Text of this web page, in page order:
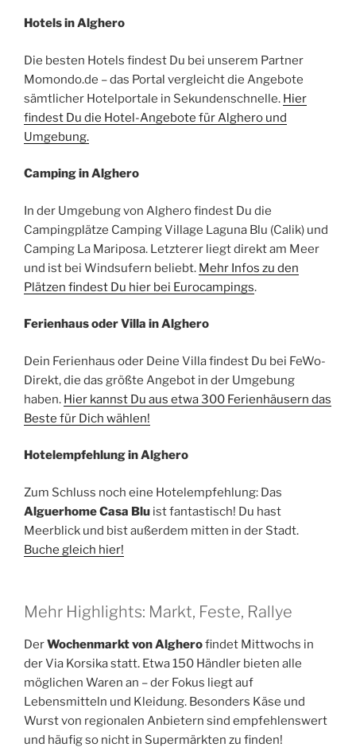
Hotels in Alghero
Die besten Hotels findest Du bei unserem Partner
Momondo.de – das Portal vergleicht die Angebote
sämtlicher Hotelportale in Sekundenschnelle. Hier
findest Du die Hotel-Angebote für Alghero und
Umgebung.
Camping inAlghero
In der Umgebung von Alghero findest Du die
Campingplätze Camping Village Laguna Blu (Calik) und
Camping La Mariposa. Letzterer liegt direkt am Meer
und ist bei Windsufern beliebt. Mehr Infos zu den
Plätzen findest Du hier bei Eurocampings.
Ferienhaus oder Villa inAlghero
Dein Ferienhaus oder Deine Villa findest Du bei FeWo-
Direkt, die das größte Angebot in der Umgebung
haben. Hier kannst Du aus etwa 300 Ferienhäusern das
Beste für Dich wählen!
Hotelempfehlung inAlghero
Zum Schluss noch eine Hotelempfehlung: Das
Alguerhome Casa Blu ist fantastisch! Du hast
Meerblick und bist außerdem mitten in der Stadt.
Buche gleich hier!
Mehr Highlights: Markt, Feste, Rallye
DerWochenmarkt von Algherofindet Mittwochs in
der Via Korsika statt. Etwa 150 Händler bieten alle
möglichen Waren an – der Fokus liegt auf
Lebensmitteln und Kleidung. Besonders Käse und
Wurst von regionalen Anbietern sind empfehlenswert
und häufig so nicht in Supermärkten zu finden!